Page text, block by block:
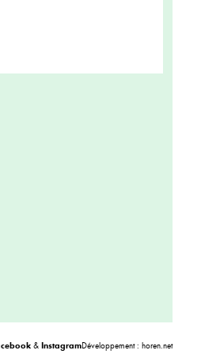
& InstagramDéveloppement : horen.net